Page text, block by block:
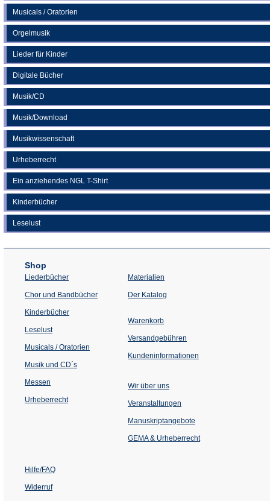
Musicals / Oratorien
Orgelmusik
Lieder für Kinder
Digitale Bücher
Musik/CD
Musik/Download
Musikwissenschaft
Urheberrecht
Ein anziehendes NGL T-Shirt
Kinderbücher
Leselust
Shop
Liederbücher
Chor und Bandbücher
Kinderbücher
Leselust
Musicals / Oratorien
Musik und CD´s
Messen
Urheberrecht
Materialien
Der Katalog
Warenkorb
Versandgebühren
Kundeninformationen
Wir über uns
Veranstaltungen
einem
Tab)
Manuskriptangebote
GEMA & Urheberrecht
Hilfe/FAQ
Widerruf